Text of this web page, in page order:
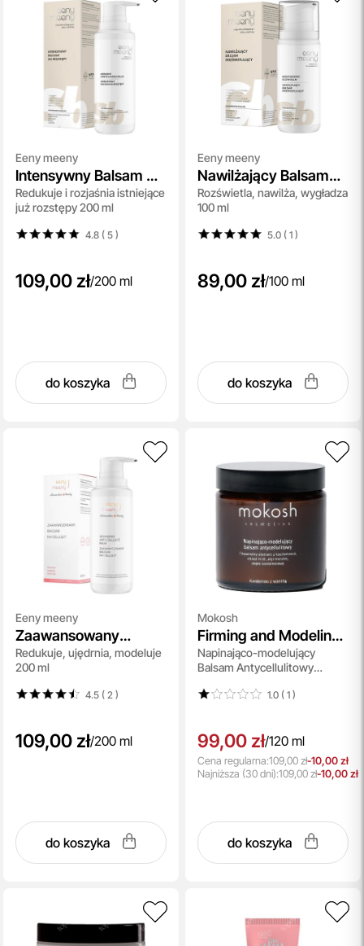
Eeny meeny
Intensywny Balsam Na
Rozstępy
Redukuje i rozjaśnia istniejące
już rozstępy 200 ml
4.8 ( 5)
109,00 zł/200 ml
do koszyka
Eeny meeny
Nawilżający Balsam
Rozświetlający do
Ciała
Rozświetla, nawilża, wygładza
100 ml
5.0 ( 1)
89,00 zł/100 ml
do koszyka
Eeny meeny
Zaawansowany
Balsam na Cellulit
Redukuje, ujędrnia, modeluje
200 ml
4.5 ( 2 )
109,00 zł/200 ml
do koszyka
Mokosh
Firming and Modeling
Anti-Cellulite Balm
Cardamom with
Vanilla
Napinająco-modelujący
Balsam Antycellulitowy
1.0 ( 1)
99,00 zł/120 ml
Cena regularna:109,00 zł-10,00 zł
Najniższa (30 dni):109,00 zł-10,00 zł
do koszyka